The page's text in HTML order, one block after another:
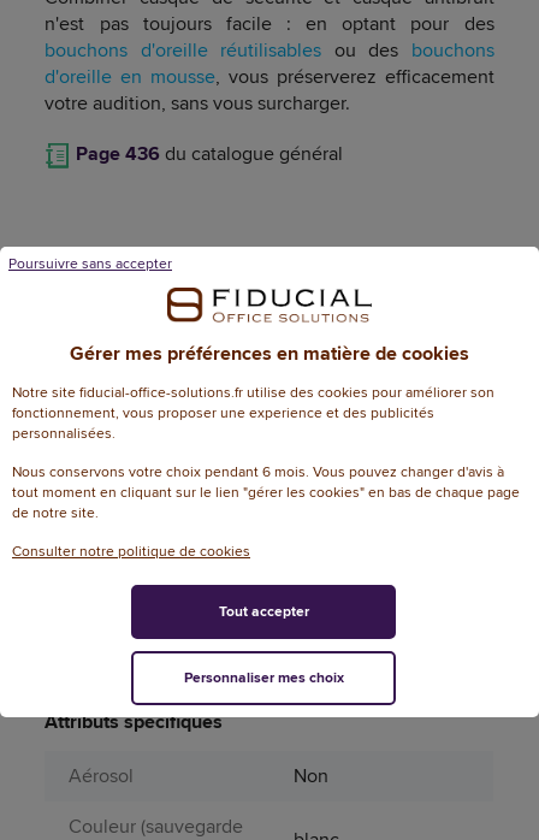
n'est pas toujours facile : en optant pour des
bouchons d'oreille réutilisables ou des bouchons
d'oreille en mousse, vous préserverez efficacement
votre audition, sans vous surcharger.
Page 436 du catalogue général
Origine et pays de distribution
Pays de fabrication : Pologne
Caractéristiques techniques
Informations génériques
Aucune dimension n'est disponible pour ce
Attributs spécifiques
Aérosol
Non
Couleur (sauvegarde
Gérer mes préférences en matière de cookies
Notre site fiducial-office-solutions.fr utilise des cookies pour améliorer son
fonctionnement, vous proposer une experience et des publicités
personnalisées.
Nous conservons votre choix pendant 6 mois. Vous pouvez changer d'avis à
tout moment en cliquant sur le lien "gérer les cookies" en bas de chaque page
de notre site.
Consulter notre politique de cookies
Poursuivre sans accepter
Personnaliser mes choix
Tout accepter